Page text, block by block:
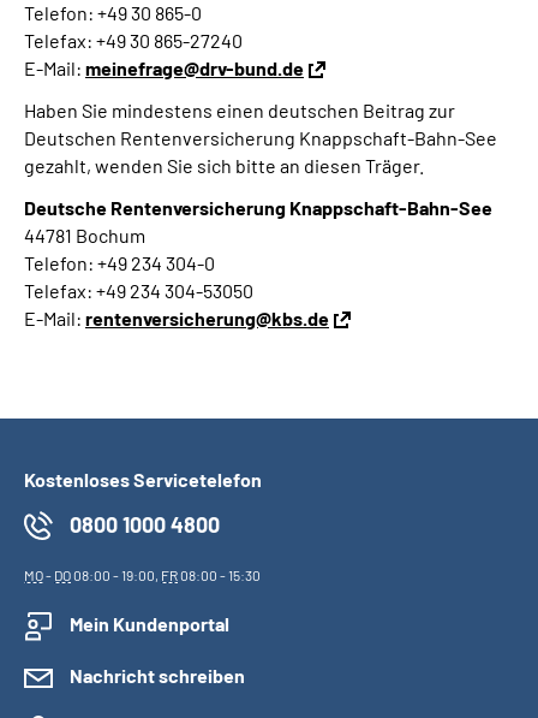
Telefon: +49 30 865-0
Telefax: +49 30 865-27240
E-Mail: meinefrage@drv-bund.de
Haben Sie mindestens einen deutschen Beitrag zur
Deutschen Rentenversicherung Knappschaft-Bahn-See
gezahlt, wenden Sie sich bitte an diesen Träger.
Deutsche Rentenversicherung Knappschaft-Bahn-See
44781 Bochum
Telefon: +49 234 304-0
Telefax: +49 234 304-53050
E-Mail: rentenversicherung@kbs.de
Kostenloses Servicetelefon
0800 1000 4800
MO- DO08:00 - 19:00, FR08:00 - 15:30
Mein Kundenportal
Nachricht schreiben